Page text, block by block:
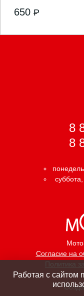
650 P
Согласие на
Политика
8
8
Работая с сайтом